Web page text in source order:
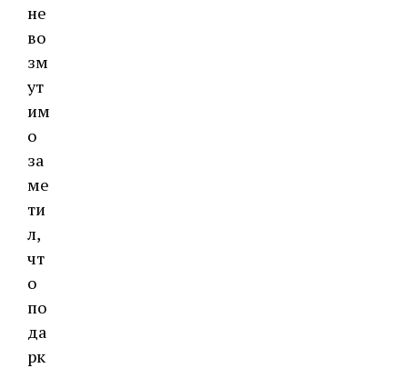
не
во
зм
ут
им
о
за
ме
ти
л,
чт
о
по
да
рк